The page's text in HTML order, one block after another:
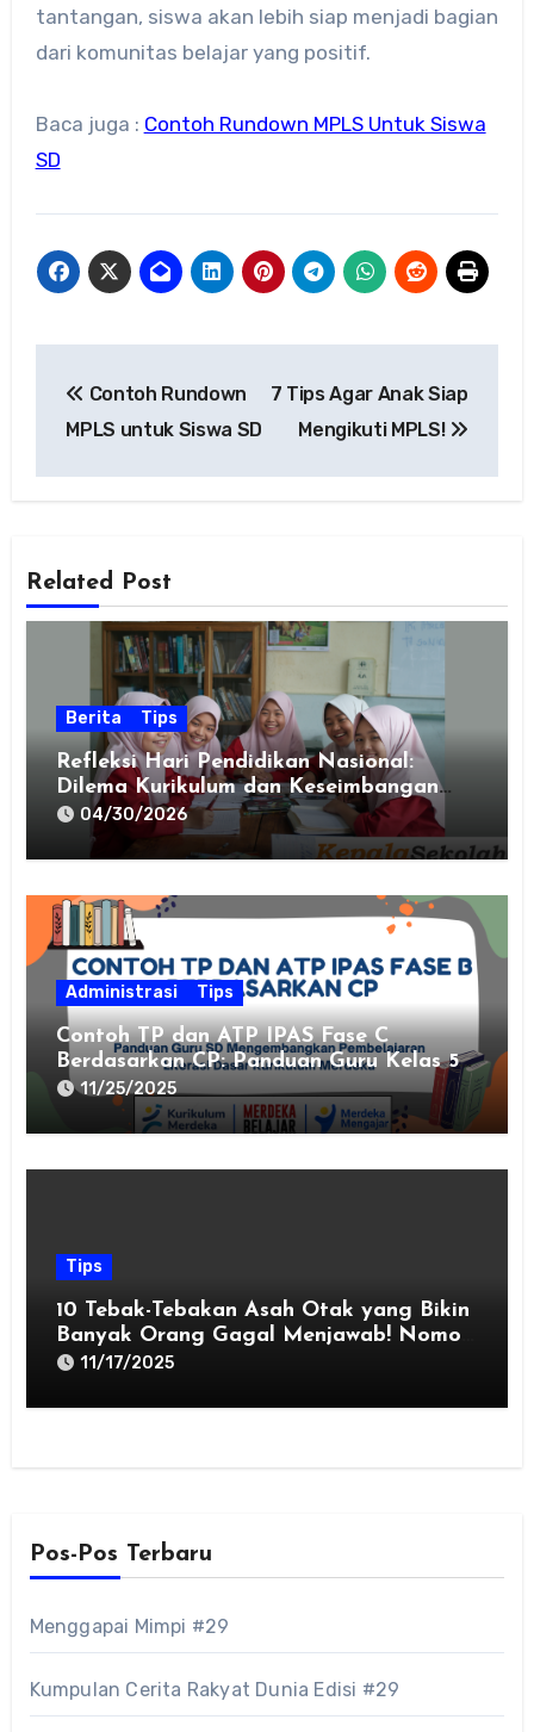
tantangan, siswa akan lebih siap menjadi bagian
dari komunitas belajar yang positif.
Baca juga : Contoh Rundown MPLS Untuk Siswa
SD
pos
Contoh Rundown
MPLS untuk Siswa SD
7 Tips Agar Anak Siap
Mengikuti MPLS!
Related Post
Berita Tips
Refleksi Hari Pendidikan Nasional:
Dilema Kurikulum dan Keseimbangan
Belajar Siswa Kelas 6
04/30/2026
Administrasi Tips
Contoh TP dan ATP IPAS Fase C
Berdasarkan CP: Panduan Guru Kelas 5–
6 SD dalam Menyusun Perangkat Ajar
Kurikulum Merdeka
11/25/2025
Tips
10 Tebak-Tebakan Asah Otak yang Bikin
Banyak Orang Gagal Menjawab! Nomor
5 dan 9 Paling Menjebak!
11/17/2025
Pos-Pos Terbaru
Menggapai Mimpi #29
Kumpulan Cerita Rakyat Dunia Edisi #29